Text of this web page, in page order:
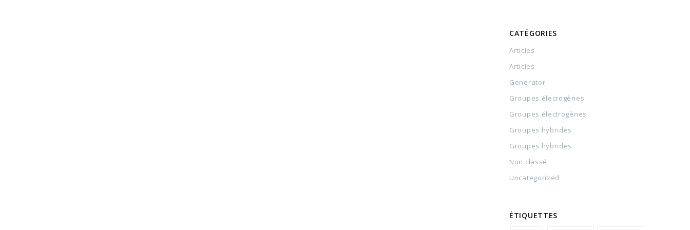
CATÉGORIES
Articles
Articles
Generator
Groupes élecrogènes
Groupes électrogènes
Groupes hybrides
Groupes hybrides
Non classé
Uncategorized
ÉTIQUETTES